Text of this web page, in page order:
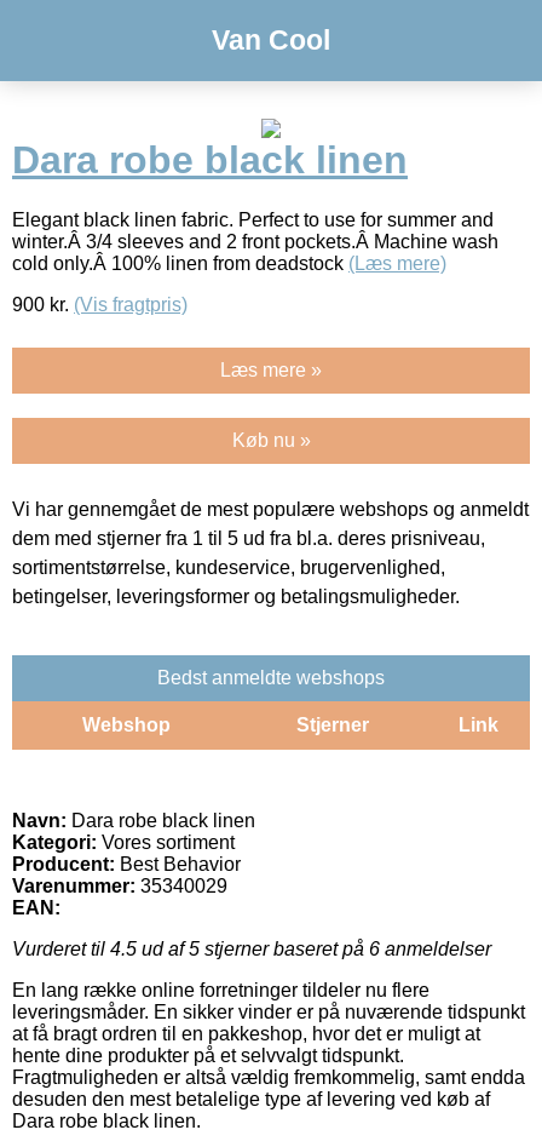
Van Cool
Dara robe black linen
Elegant black linen fabric. Perfect to use for summer and
winter.Â 3/4 sleeves and 2 front pockets.Â Machine wash
cold only.Â 100% linen from deadstock (Læs mere)
900 kr. (Vis fragtpris)
Læs mere »
Køb nu »
Vi har gennemgået de mest populære webshops og anmeldt
dem med stjerner fra 1 til 5 ud fra bl.a. deres prisniveau,
sortimentstørrelse, kundeservice, brugervenlighed,
betingelser, leveringsformer og betalingsmuligheder.
Bedst anmeldte webshops
Webshop Stjerner Link
Navn: Dara robe black linen
Kategori: Vores sortiment
Producent: Best Behavior
Varenummer: 35340029
EAN:
Vurderet til 4.5 ud af 5 stjerner baseret på 6 anmeldelser
En lang række online forretninger tildeler nu flere
leveringsmåder. En sikker vinder er på nuværende tidspunkt
at få bragt ordren til en pakkeshop, hvor det er muligt at
hente dine produkter på et selvvalgt tidspunkt.
Fragtmuligheden er altså vældig fremkommelig, samt endda
desuden den mest betalelige type af levering ved køb af
Dara robe black linen.